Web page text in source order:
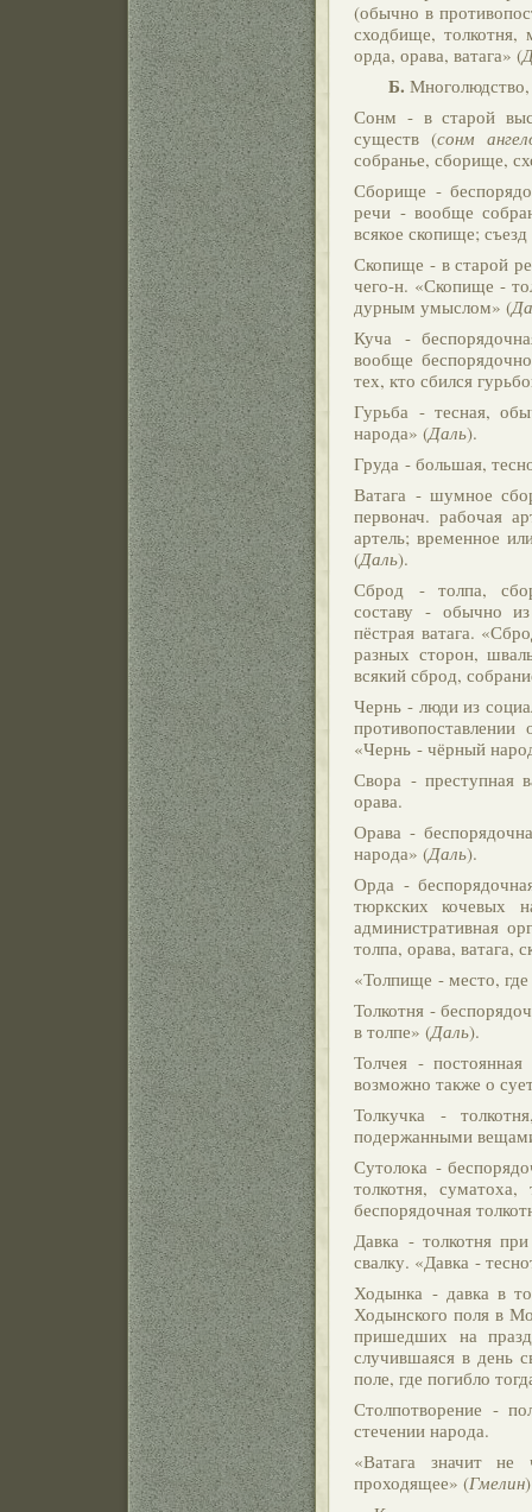
(обычно в
сходбище,
орда, орава, ватага» (
Б.
Сонм - в старой
существ (сонм
собранье, сборище,
Сборище -
речи - вообще
всякое скопище;
Скопище - в старой
чего-н. «Скопище -
дурным умыслом» (
Куча -
вообще
тех, кто сбился
Гурьба - тесная,
народа» (Даль).
Груда - большая,
Ватага - шумное
первонач. рабочая
артель; временное
(Даль).
Сброд - толпа,
составу - обычно
пёстрая ватага.
разных сторон,
всякий сброд,
Чернь - люди из
«Чернь - чёрный
Свора - преступная
орава.
Орава -
народа» (Даль).
Орда -
тюркских кочевых
административная
толпа, орава, ватага,
«Толпище - место,
Толкотня -
в толпе» (Даль).
Толчея - постоянная
возможно также о
Толкучка -
подержанными
Сутолока -
толкотня,
беспорядочная
Давка - толкотня
свалку. «Давка -
Ходынка - давка в
Ходынского поля в
пришедших на
случившаяся в день
поле, где погибло
Столпотворение -
стечении народа.
«Ватага значит
проходящее» (Гмелин